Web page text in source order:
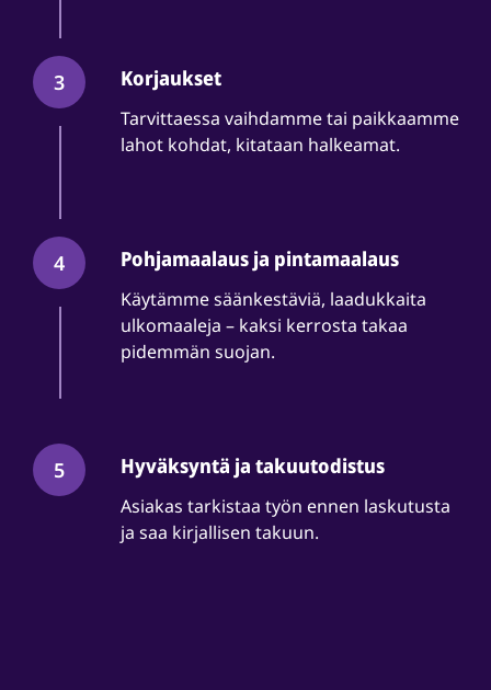
3 Korjaukset
Tarvittaessa vaihdamme tai paikkaamme
lahot kohdat, kitataan halkeamat.
4 Pohjamaalaus ja pintamaalaus
Käytämme säänkestäviä, laadukkaita
ulkomaaleja – kaksi kerrosta takaa
pidemmän suojan.
5 Hyväksyntä ja takuutodistus
Asiakas tarkistaa työn ennen laskutusta
ja saa kirjallisen takuun.